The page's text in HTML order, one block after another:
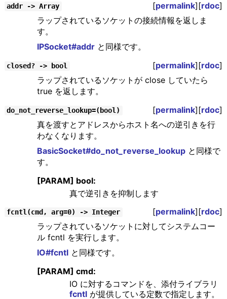
addr -> Array [permalink][rdoc]
ラップされているソケットの接続情報を返しま
す。
IPSocket#addrと同様です。
closed? -> bool [permalink][rdoc]
ラップされているソケットが close していたら
true を返します。
do_not_reverse_lookup=(bool) [permalink][rdoc]
真を渡すとアドレスからホスト名への逆引きを行
わなくなります。
BasicSocket#do_not_reverse_lookupと同様で
す。
[PARAM] bool:
真で逆引きを抑制します
fcntl(cmd, arg=0) -> Integer [permalink][rdoc]
ラップされているソケットに対してシステムコー
ル fcntl を実行します。
IO#fcntlと同様です。
[PARAM] cmd:
IO に対するコマンドを、添付ライブラリ
fcntlが提供している定数で指定します。